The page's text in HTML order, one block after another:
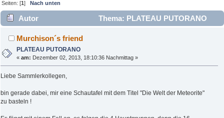
Seiten: [1]Nach unten
Autor
Thema: PLATEAU PUTORANO
(Gelesen 4796 mal)
Murchison´s friend
PLATEAU PUTORANO
«am: Dezember 02, 2013, 18:10:36 Nachmittag »
Liebe Sammlerkollegen,
bin gerade dabei, mir eine Schautafel mit dem Titel "Die Welt der Meteorite"
zu basteln !